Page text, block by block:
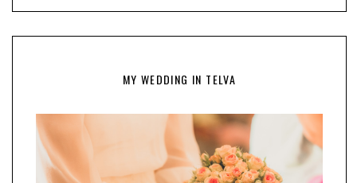
MY WEDDING IN TELVA